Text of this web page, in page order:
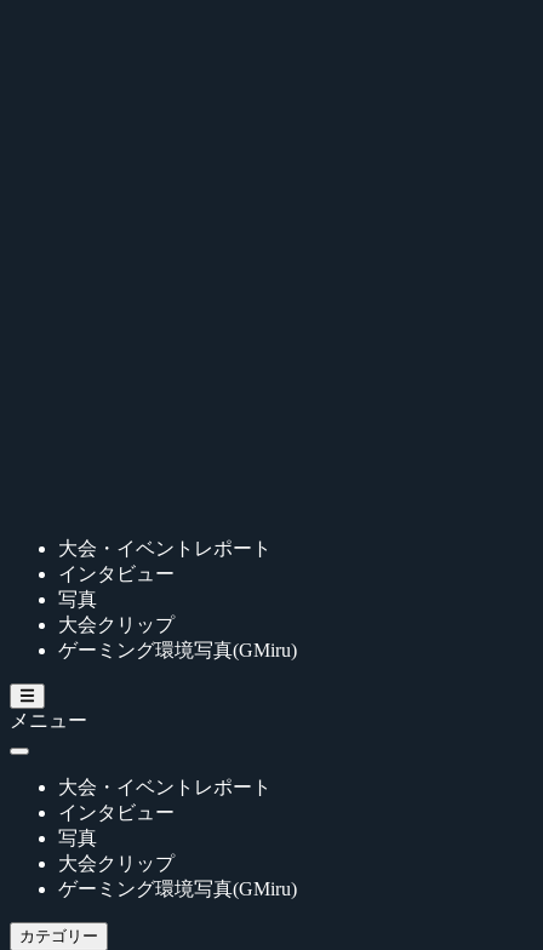
大会・イベントレポート
インタビュー
写真
大会クリップ
ゲーミング環境写真(GMiru)
メニュー
大会・イベントレポート
インタビュー
写真
大会クリップ
ゲーミング環境写真(GMiru)
カテゴリー